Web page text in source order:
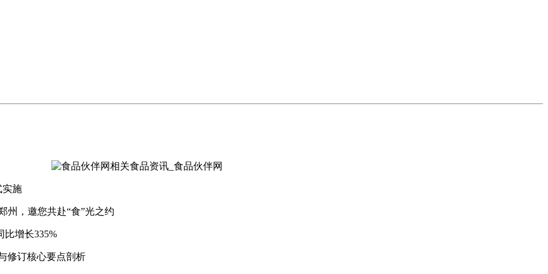
施
，邀您共赴“食”光之约
增长335%
订核心要点剖析